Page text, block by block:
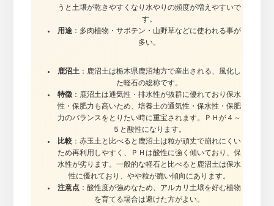
うと土壌が乾きやすくなり水やりの頻度が増えやすいで
す。
用途 ：多肉植物・サボテン・山野草などに使われる事が
多い。
鹿沼土 ：鹿沼土は栃木県鹿沼地方で産出される、風化し
た軽石の総称です。
特徴 ：鹿沼土は通気性・排水性が抜群に優れており保水
性・保肥力も高いため、培養土の通気性・保水性・保肥
力のバランスをとりたい時に重宝されます。ＰＨが４～
５と酸性になります。
比較 ：赤玉土と比べると鹿沼土は粒が頑丈で崩れにくい
ため再利用しやすく、ＰＨは酸性に強く傾いており、保
水性が劣ります。一般的な軽石と比べると鹿沼土は保水
性に優れており、やや粒が脆い傾向にあります。
注意点 ：酸性度が強めなため、アルカリ土壌を好む植物
を育てる場合は避けた方がよい。